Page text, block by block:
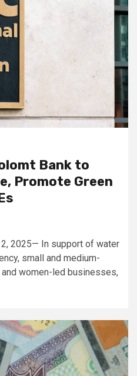
Bank to
Promote Green
2, 2025— In support of water
small and medium-
women-led businesses,